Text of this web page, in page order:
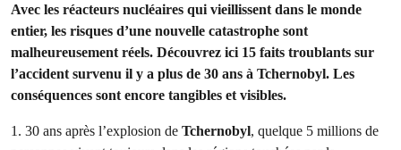
Avec les réacteurs nucléaires qui vieillissent dans le monde
entier, les risques d’une nouvelle catastrophe sont
malheureusement réels. Découvrez ici 15 faits troublants sur
l’accident survenu il y a plus de 30 ans à Tchernobyl. Les
conséquences sont encore tangibles et visibles.
1. 30 ans après l’explosion de Tchernobyl, quelque 5 millions de